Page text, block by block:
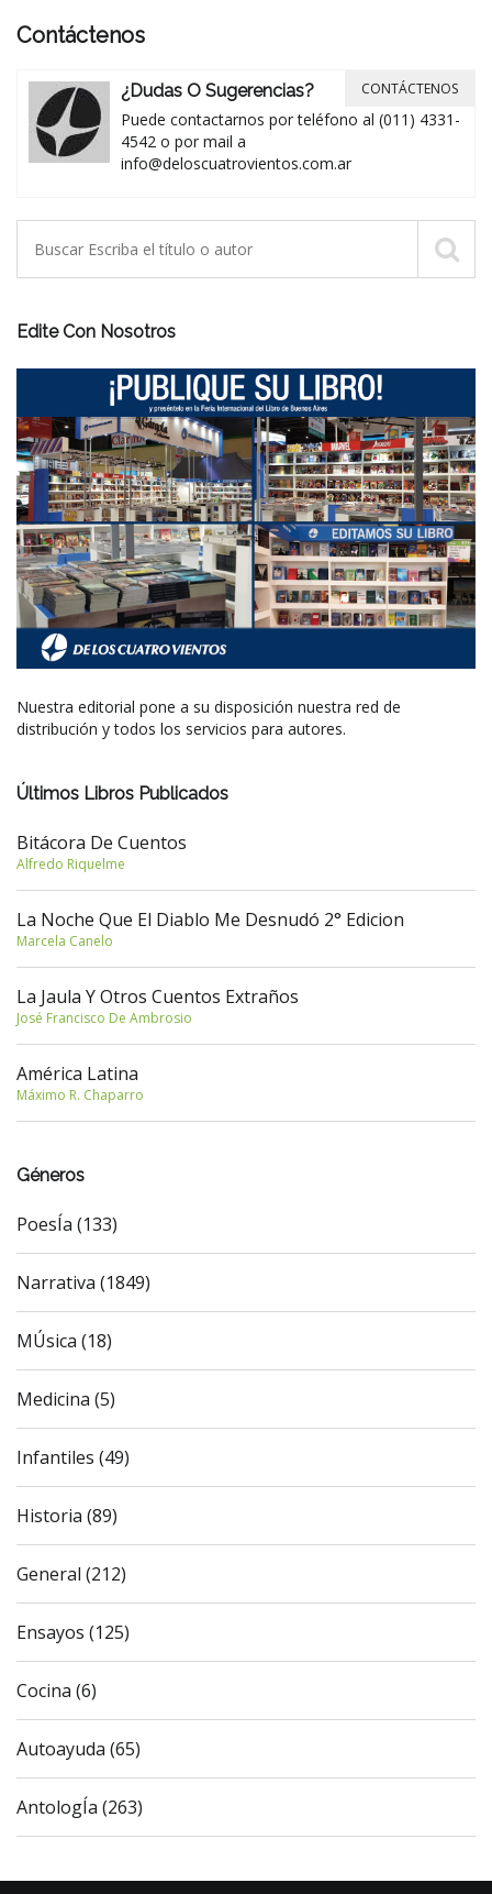
Contáctenos
¿Dudas O Sugerencias?
Puede contactarnos por teléfono al (011) 4331-
4542 o por mail a
info@deloscuatrovientos.com.ar
CONTÁCTENOS
Edite Con Nosotros
Nuestra editorial pone a su disposición nuestra red de
distribución y todos los servicios para autores.
Últimos Libros Publicados
Bitácora De Cuentos
Alfredo Riquelme
La Noche Que El Diablo Me Desnudó 2° Edicion
Marcela Canelo
La Jaula Y Otros Cuentos Extraños
José Francisco De Ambrosio
América Latina
Máximo R. Chaparro
Géneros
PoesÍa (133)
Narrativa (1849)
MÚsica (18)
Medicina (5)
Infantiles (49)
Historia (89)
General (212)
Ensayos (125)
Cocina (6)
Autoayuda (65)
AntologÍa (263)